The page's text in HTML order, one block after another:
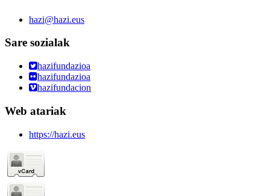
hazi@hazi.eus
Sare sozialak
hazifundazioa
hazifundazioa
hazifundacion
Web atariak
https://hazi.eus